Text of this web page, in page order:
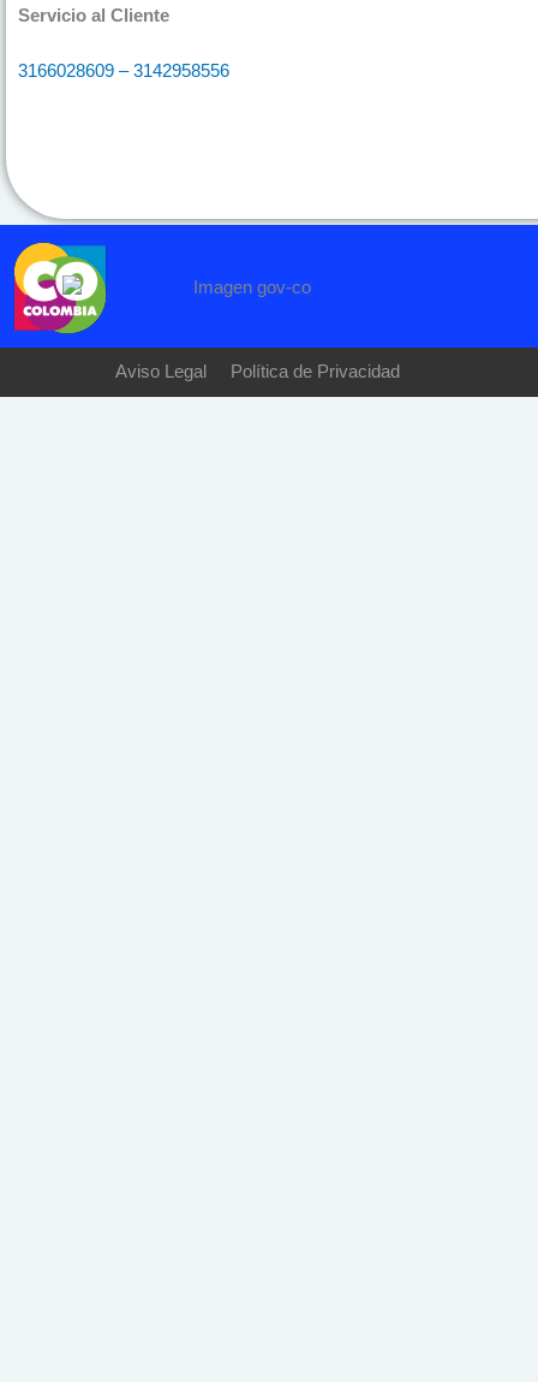
Servicio al Cliente
3166028609 – 3142958556
Aviso Legal Política de Privacidad